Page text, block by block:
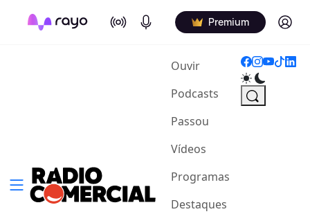
On Air Podcasts Premium Log in
Ouvir(current)
Podcasts
Passou
Vídeos
Programas
Destaques